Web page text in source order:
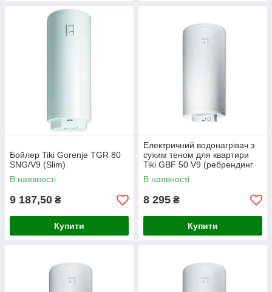
Бойлер Tiki Gorenje TGR 80
SNG/V9 (Slim)
В наявності
9 187,50 ₴
Купити
Електричний водонагрівач з
сухим теном для квартири
Tiki GBF 50 V9 (ребрендинг
Gorenje GBF 50 V9)
В наявності
8 295 ₴
Купити